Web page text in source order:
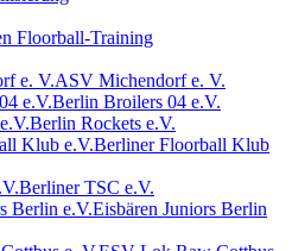
Floorball-Training
ASV Michendorf e. V.
Berlin Broilers 04 e.V.
Berlin Rockets e.V.
Berliner Floorball Klub
Berliner TSC e.V.
Eisbären Juniors Berlin